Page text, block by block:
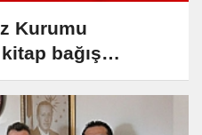
Kurumu
bağış